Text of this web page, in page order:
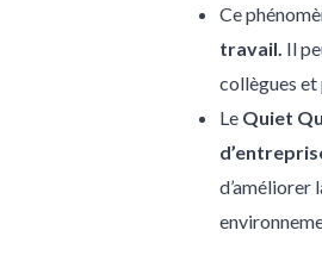
Ce
travail. Il
collègues
Le Quiet
d’améliorer